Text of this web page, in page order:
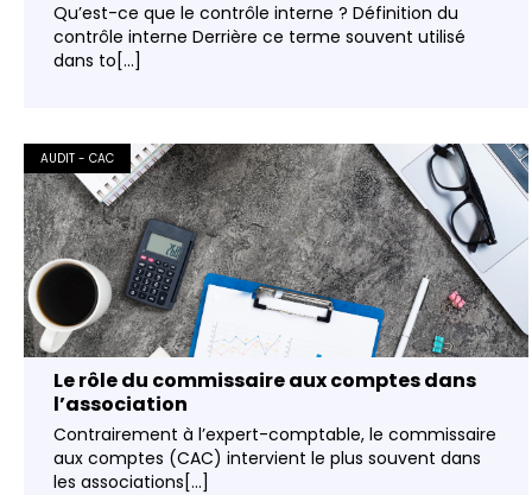
Qu’est-ce que le contrôle interne ? Définition du
contrôle interne Derrière ce terme souvent utilisé
dans to[...]
AUDIT - CAC
Le rôle du commissaire aux comptes dans
l’association
Contrairement à l’expert-comptable, le commissaire
aux comptes (CAC) intervient le plus souvent dans
les associations[...]